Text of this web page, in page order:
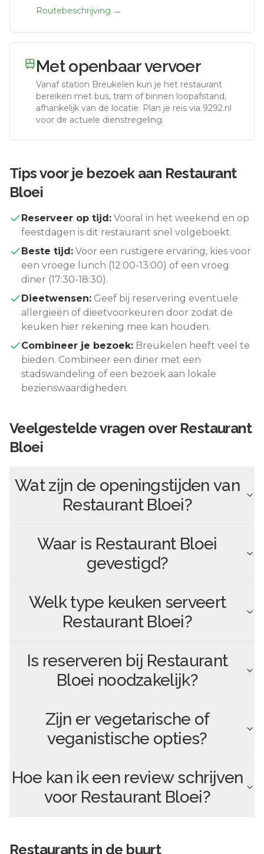
Routebeschrijving →
Met openbaar vervoer
Vanaf station Breukelen kun je het restaurant
bereiken met bus, tram of binnen loopafstand,
afhankelijk van de locatie. Plan je reis via 9292.nl
voor de actuele dienstregeling.
Tips voor je bezoek aan Restaurant
Bloei
Reserveer op tijd: Vooral in het weekend en op
feestdagen is dit restaurant snel volgeboekt.
Beste tijd: Voor een rustigere ervaring, kies voor
een vroege lunch (12:00-13:00) of een vroeg
diner (17:30-18:30).
Dieetwensen: Geef bij reservering eventuele
allergieën of dieetvoorkeuren door zodat de
keuken hier rekening mee kan houden.
Combineer je bezoek: Breukelen heeft veel te
bieden. Combineer een diner met een
stadswandeling of een bezoek aan lokale
bezienswaardigheden.
Veelgestelde vragen over Restaurant
Bloei
Wat zijn de openingstijden van
Restaurant Bloei?
Waar is Restaurant Bloei
gevestigd?
Welk type keuken serveert
Restaurant Bloei?
Is reserveren bij Restaurant
Bloei noodzakelijk?
Zijn er vegetarische of
veganistische opties?
Hoe kan ik een review schrijven
voor Restaurant Bloei?
Restaurants in de buurt